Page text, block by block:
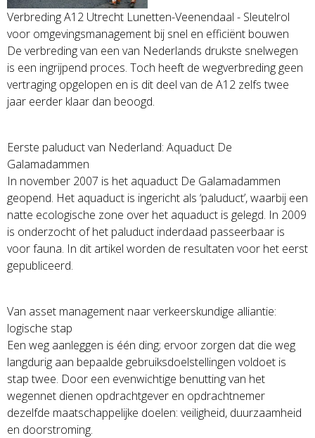
Verbreding A12 Utrecht Lunetten-Veenendaal - Sleutelrol
voor omgevingsmanagement bij snel en efficiënt bouwen
De verbreding van een van Nederlands drukste snelwegen
is een ingrijpend proces. Toch heeft de wegverbreding geen
vertraging opgelopen en is dit deel van de A12 zelfs twee
jaar eerder klaar dan beoogd.
Eerste paluduct van Nederland: Aquaduct De
Galamadammen
In november 2007 is het aquaduct De Galamadammen
geopend. Het aquaduct is ingericht als ‘paluduct’, waarbij een
natte ecologische zone over het aquaduct is gelegd. In 2009
is onderzocht of het paluduct inderdaad passeerbaar is
voor fauna. In dit artikel worden de resultaten voor het eerst
gepubliceerd.
Van asset management naar verkeerskundige alliantie:
logische stap
Een weg aanleggen is één ding; ervoor zorgen dat die weg
langdurig aan bepaalde gebruiksdoelstellingen voldoet is
stap twee. Door een evenwichtige benutting van het
wegennet dienen opdrachtgever en opdrachtnemer
dezelfde maatschappelijke doelen: veiligheid, duurzaamheid
en doorstroming.